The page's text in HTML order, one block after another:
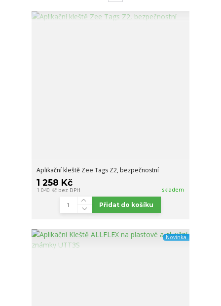
Aplikační kleště Zee Tags Z2, bezpečnostní
1 258 Kč
1 040 Kč bez DPH skladem
Přidat do košíku
Novinka